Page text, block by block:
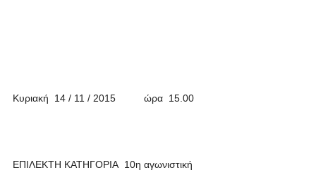
Κυριακή 14 / 11 / 2015 ώρα 15.00
ΕΠΙΛΕΚΤΗ ΚΑΤΗΓΟΡΙΑ 10η αγωνιστική